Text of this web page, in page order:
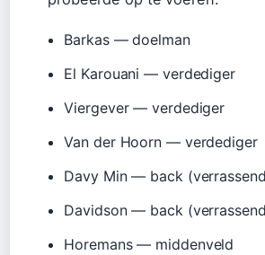
Barkas — doelman
El Karouani — verdediger
Viergever — verdediger
Van der Hoorn — verdediger
Davy Min — back
Davidson — back
Horemans — middenveld